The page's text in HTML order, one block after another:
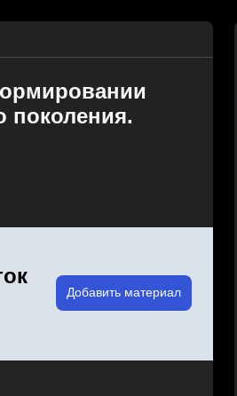
поколения.
Добавить материал